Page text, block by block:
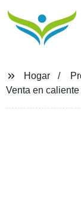
Hogar
Venta en